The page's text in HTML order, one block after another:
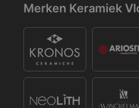
Merken Keramiek